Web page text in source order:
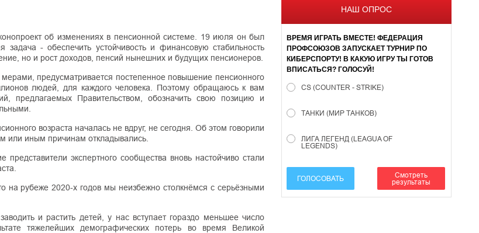
об изменениях в пенсионной системе. 19 июля он был
- обеспечить устойчивость и финансовую стабильность
но и рост доходов, пенсий нынешних и будущих пенсионеров.
предусматривается постепенное повышение пенсионного
людей, для каждого человека. Поэтому обращаюсь к вам
предлагаемых Правительством, обозначить свою позицию и
возраста началась не вдруг, не сегодня. Об этом говорили
или иным причинам откладывались.
экспертного сообщества вновь настойчиво стали
на рубеже 2020-х годов мы неизбежно столкнёмся с серьёзными
и растить детей, у нас вступает гораздо меньшее число
тяжелейших демографических потерь во время Великой
НАШ ОПРОС
ВРЕМЯ ИГРАТЬ ВМЕСТЕ! ФЕДЕРАЦИЯ
ПРОФСОЮЗОВ ЗАПУСКАЕТ ТУРНИР ПО
КИБЕРСПОРТУ! В КАКУЮ ИГРУ ТЫ ГОТОВ
ВПИСАТЬСЯ? ГОЛОСУЙ!
CS (COUNTER - STRIKE)
ТАНКИ (МИР ТАНКОВ)
ЛИГА ЛЕГЕНД (LEAGUA OF
LEGENDS)
ГОЛОСОВАТЬ
Смотреть
результаты